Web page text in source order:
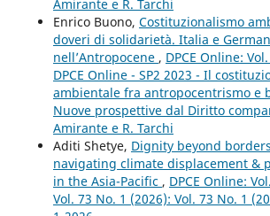
Amirante e R. Tarchi
Enrico Buono, Costituzionalismo
doveri di solidarietà. Italia e
nell’Antropocene , DPCE Online:
DPCE Online - SP2 2023 - Il
ambientale fra antropocentrismo e
Nuove prospettive dal Diritto
Amirante e R. Tarchi
Aditi Shetye, Dignity beyond
navigating climate displacement &
in the Asia-Pacific , DPCE Online:
Vol. 73 No. 1 (2026): Vol. 73 No. 1